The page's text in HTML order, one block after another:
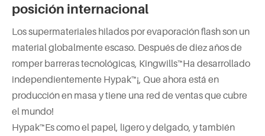
posición internacional
Los supermateriales hilados por evaporación flash son un
material globalmente escaso. Después de diez años de
romper barreras tecnológicas, Kingwills™Ha desarrollado
independientemente Hypak™¡, Que ahora está en
producción en masa y tiene una red de ventas que cubre
el mundo!
Hypak™Es como el papel, ligero y delgado, y también